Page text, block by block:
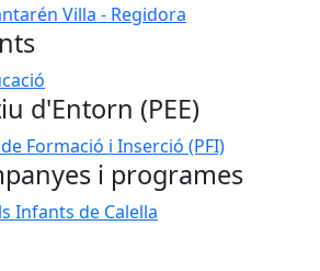
Villa - Regidora
d'Entorn (PEE)
Formació i Inserció (PFI)
i programes
Infants de Calella